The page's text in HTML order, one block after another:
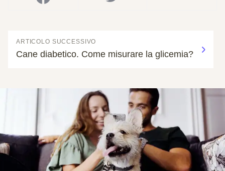
ARTICOLO SUCCESSIVO
Cane diabetico. Come misurare la glicemia?